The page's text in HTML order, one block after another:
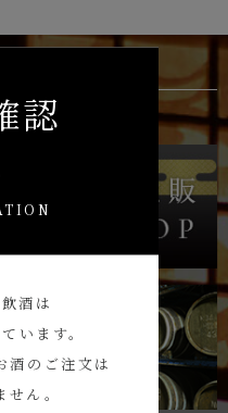
認
酒は
います。
酒のご注文は
ん。